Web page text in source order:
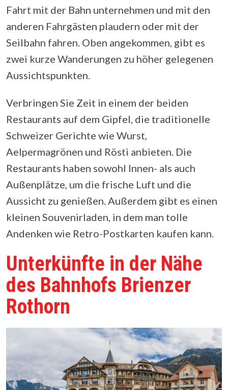
Fahrt mit der Bahn unternehmen und mit den
anderen Fahrgästen plaudern oder mit der
Seilbahn fahren. Oben angekommen, gibt es
zwei kurze Wanderungen zu höher gelegenen
Aussichtspunkten.
Verbringen Sie Zeit in einem der beiden
Restaurants auf dem Gipfel, die traditionelle
Schweizer Gerichte wie Wurst,
Aelpermagrönen und Rösti anbieten. Die
Restaurants haben sowohl Innen- als auch
Außenplätze, um die frische Luft und die
Aussicht zu genießen. Außerdem gibt es einen
kleinen Souvenirladen, in dem man tolle
Andenken wie Retro-Postkarten kaufen kann.
Unterkünfte in der Nähe
des Bahnhofs Brienzer
Rothorn